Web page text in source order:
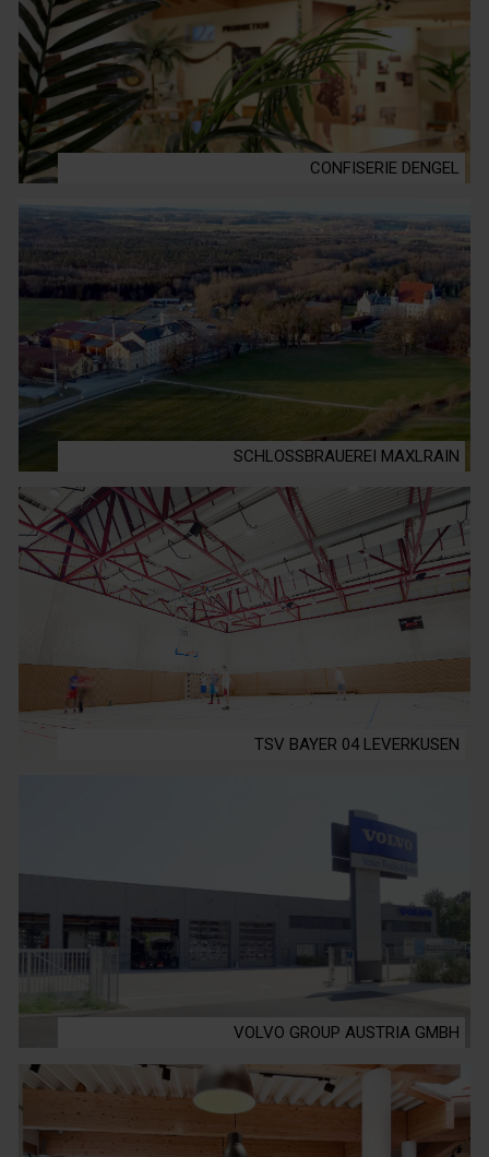
CONFISERIE DENGEL
SCHLOSSBRAUEREI MAXLRAIN
TSV BAYER 04 LEVERKUSEN
VOLVO GROUP AUSTRIA GMBH